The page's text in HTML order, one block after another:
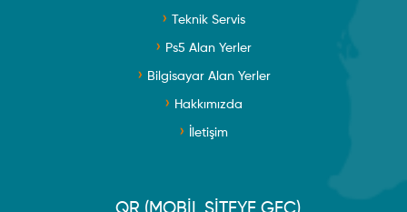
Teknik Servis
Ps5 Alan Yerler
Bilgisayar Alan Yerler
Hakkımızda
İletişim